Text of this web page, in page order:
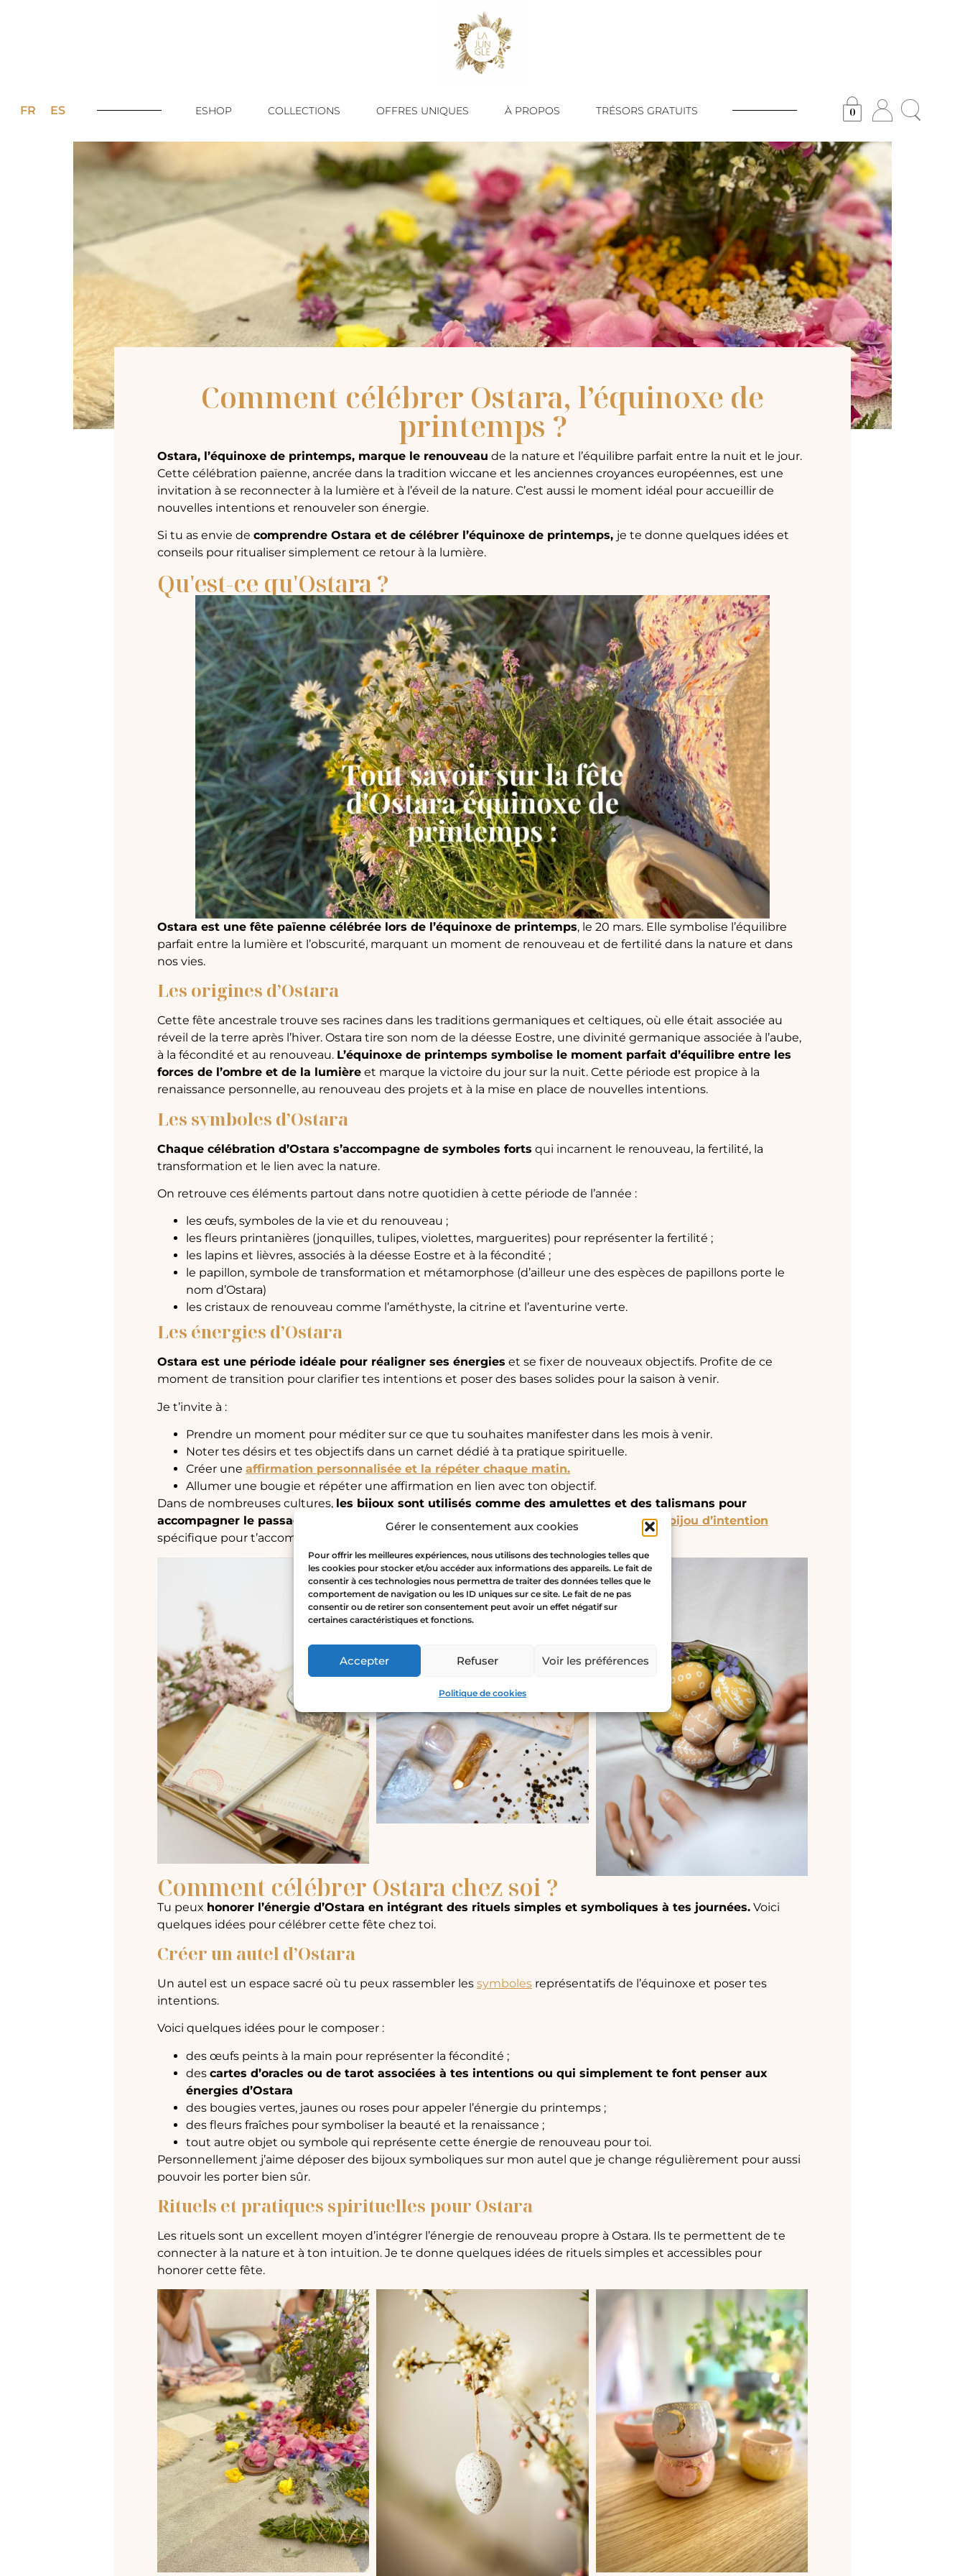
Gérer le consentement aux cookies
Pour offrir les meilleures expériences, nous utilisons des technologies telles que
les cookies pour stocker et/ou accéder aux informations des appareils. Le fait de
consentir à ces technologies nous permettra de traiter des données telles que le
comportement de navigation ou les ID uniques sur ce site. Le fait de ne pas
consentir ou de retirer son consentement peut avoir un effet négatif sur
certaines caractéristiques et fonctions.
Accepter Refuser Voir les préférences
Politique de cookies
FR ES ESHOP COLLECTIONS OFFRES UNIQUES À PROPOS TRÉSORS GRATUITS 0
Comment célébrer Ostara, l’équinoxe de
printemps ?
Ostara, l’équinoxe de printemps, marque le renouveau de la nature et l’équilibre parfait entre la nuit et le jour.
Cette célébration païenne, ancrée dans la tradition wiccane et les anciennes croyances européennes, est une
invitation à se reconnecter à la lumière et à l’éveil de la nature. C’est aussi le moment idéal pour accueillir de
nouvelles intentions et renouveler son énergie.
Si tu as envie de comprendre Ostara et de célébrer l’équinoxe de printemps, je te donne quelques idées et
conseils pour ritualiser simplement ce retour à la lumière.
Qu'est-ce qu'Ostara ?
Ostara est une fête païenne célébrée lors de l’équinoxe de printemps, le 20 mars. Elle symbolise l’équilibre
parfait entre la lumière et l’obscurité, marquant un moment de renouveau et de fertilité dans la nature et dans
nos vies.
Les origines d’Ostara
Cette fête ancestrale trouve ses racines dans les traditions germaniques et celtiques, où elle était associée au
réveil de la terre après l’hiver. Ostara tire son nom de la déesse Eostre, une divinité germanique associée à l’aube,
à la fécondité et au renouveau. L’équinoxe de printemps symbolise le moment parfait d’équilibre entre les
forces de l’ombre et de la lumière et marque la victoire du jour sur la nuit. Cette période est propice à la
renaissance personnelle, au renouveau des projets et à la mise en place de nouvelles intentions.
Les symboles d’Ostara
Chaque célébration d’Ostara s’accompagne de symboles forts qui incarnent le renouveau, la fertilité, la
transformation et le lien avec la nature.
On retrouve ces éléments partout dans notre quotidien à cette période de l’année :
les œufs, symboles de la vie et du renouveau ;
les fleurs printanières (jonquilles, tulipes, violettes, marguerites) pour représenter la fertilité ;
les lapins et lièvres, associés à la déesse Eostre et à la fécondité ;
le papillon, symbole de transformation et métamorphose (d’ailleur une des espèces de papillons porte le
nom d’Ostara)
les cristaux de renouveau comme l’améthyste, la citrine et l’aventurine verte.
Les énergies d’Ostara
Ostara est une période idéale pour réaligner ses énergies et se fixer de nouveaux objectifs. Profite de ce
moment de transition pour clarifier tes intentions et poser des bases solides pour la saison à venir.
Je t’invite à :
Prendre un moment pour méditer sur ce que tu souhaites manifester dans les mois à venir.
Noter tes désirs et tes objectifs dans un carnet dédié à ta pratique spirituelle.
Créer une affirmation personnalisée et la répéter chaque matin.
Allumer une bougie et répéter une affirmation en lien avec ton objectif.
Dans de nombreuses cultures, les bijoux sont utilisés comme des amulettes et des talismans pour
accompagner le passage des cycles de la vie.
Si tu as envie, tu peux aussi te choisir un
bijou d’intention
spécifique pour t’accompagner tout au long de cette période de renouveau.
Comment célébrer Ostara chez soi ?
Tu peux honorer l’énergie d’Ostara en intégrant des rituels simples et symboliques à tes journées. Voici
quelques idées pour célébrer cette fête chez toi.
Créer un autel d’Ostara
Un autel est un espace sacré où tu peux rassembler les symboles représentatifs de l’équinoxe et poser tes
intentions.
Voici quelques idées pour le composer :
des œufs peints à la main pour représenter la fécondité ;
des cartes d’oracles ou de tarot associées à tes intentions ou qui simplement te font penser aux
énergies d’Ostara
des bougies vertes, jaunes ou roses pour appeler l’énergie du printemps ;
des fleurs fraîches pour symboliser la beauté et la renaissance ;
tout autre objet ou symbole qui représente cette énergie de renouveau pour toi.
Personnellement j’aime déposer des bijoux symboliques sur mon autel que je change régulièrement pour aussi
pouvoir les porter bien sûr.
Rituels et pratiques spirituelles pour Ostara
Les rituels sont un excellent moyen d’intégrer l’énergie de renouveau propre à Ostara. Ils te permettent de te
connecter à la nature et à ton intuition. Je te donne quelques idées de rituels simples et accessibles pour
honorer cette fête.